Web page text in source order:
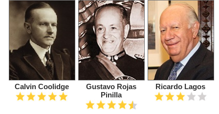
Calvin Coolidge
Gustavo Rojas
Pinilla
Ricardo Lagos